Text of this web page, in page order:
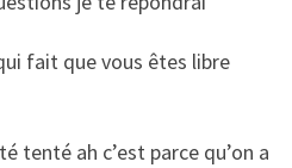
fait que vous êtes libre
tenté ah c’est parce qu’on a